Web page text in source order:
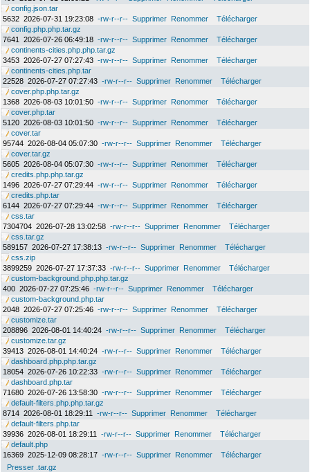
config.json.tar
5632 2026-07-31 19:23:08 -rw-r--r-- Supprimer Renommer
Télécharger
config.php.php.tar.gz
7641
2026-07-26 06:49:18 -rw-r--r-- Supprimer Renommer
Télécharger
continents-cities.php.php.tar.gz
3453 2026-07-27 07:27:43 -rw-r--r-- Supprimer Renommer
Télécharger
continents-cities.php.tar
22528 2026-07-27 07:27:43 -rw-r--r-- Supprimer Renommer
Télécharger
cover.php.php.tar.gz
1368 2026-08-03 10:01:50 -rw-r--r-- Supprimer Renommer
Télécharger
cover.php.tar
5120 2026-08-03 10:01:50 -rw-r--r-- Supprimer Renommer
Télécharger
cover.tar
95744 2026-08-04 05:07:30 -rw-r--r-- Supprimer Renommer
Télécharger
cover.tar.gz
5605 2026-08-04 05:07:30 -rw-r--r-- Supprimer Renommer
Télécharger
credits.php.php.tar.gz
1496 2026-07-27 07:29:44 -rw-r--r-- Supprimer Renommer
Télécharger
credits.php.tar
6144 2026-07-27 07:29:44 -rw-r--r-- Supprimer Renommer
Télécharger
css.tar
7304704 2026-07-28 13:02:58 -rw-r--r-- Supprimer Renommer
Télécharger
css.tar.gz
589157 2026-07-27 17:38:13 -rw-r--r-- Supprimer Renommer
Télécharger
css.zip
3899259 2026-07-27 17:37:33 -rw-r--r-- Supprimer Renommer
Télécharger
custom-background.php.php.tar.gz
400 2026-07-27 07:25:46 -rw-r--r-- Supprimer Renommer
Télécharger
custom-background.php.tar
2048 2026-07-27 07:25:46 -rw-r--r-- Supprimer Renommer
Télécharger
customize.tar
208896 2026-08-01 14:40:24 -rw-r--r-- Supprimer Renommer
Télécharger
customize.tar.gz
39413 2026-08-01 14:40:24 -rw-r--r-- Supprimer Renommer
Télécharger
dashboard.php.php.tar.gz
18054 2026-07-26 10:22:33 -rw-r--r-- Supprimer Renommer
Télécharger
dashboard.php.tar
71680 2026-07-26 13:58:30 -rw-r--r-- Supprimer Renommer
Télécharger
default-filters.php.php.tar.gz
8714 2026-08-01 18:29:11 -rw-r--r-- Supprimer Renommer
Télécharger
default-filters.php.tar
39936 2026-08-01 18:29:11 -rw-r--r-- Supprimer Renommer
Télécharger
default.php
16369 2025-12-09 08:28:17 -rw-r--r-- Supprimer Renommer
Télécharger
Presser .tar.gz